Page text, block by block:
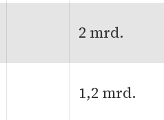
2 mrd.
1,2 mrd.